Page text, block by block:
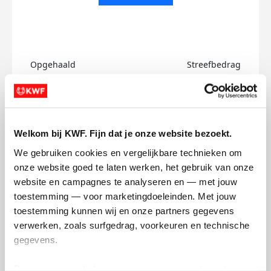
Welkom bij KWF. Fijn dat je onze website bezoekt.
We gebruiken cookies en vergelijkbare technieken om
onze website goed te laten werken, het gebruik van onze
website en campagnes te analyseren en — met jouw
toestemming — voor marketingdoeleinden. Met jouw
toestemming kunnen wij en onze partners gegevens
verwerken, zoals surfgedrag, voorkeuren en technische
gegevens.
Opgehaald
€0
Streefbedrag
€500
Suus's badges